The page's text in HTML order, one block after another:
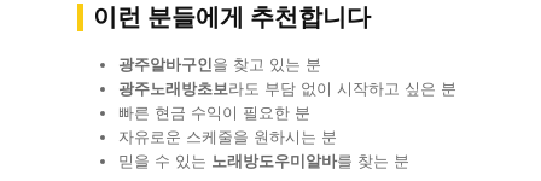
이런 분들에게 추천합니다
광주알바구인을 찾고 있는 분
광주노래방초보라도 부담 없이 시작하고 싶은 분
빠른 현금 수익이 필요한 분
자유로운 스케줄을 원하시는 분
믿을 수 있는 노래방도우미알바를 찾는 분